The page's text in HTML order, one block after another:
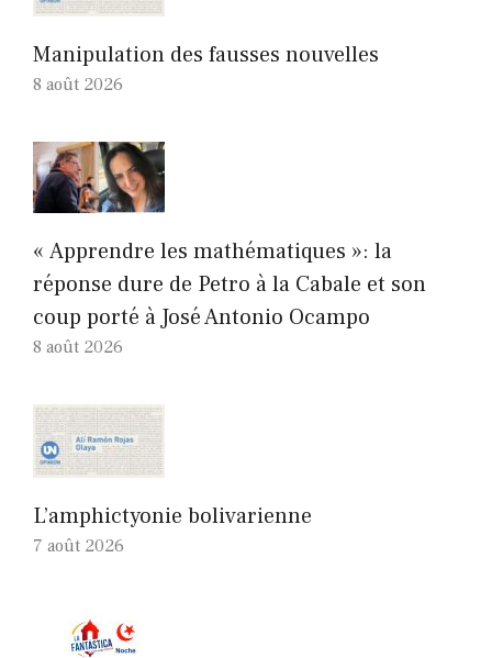
Manipulation des fausses nouvelles
8 août 2026
« Apprendre les mathématiques »: la
réponse dure de Petro à la Cabale et son
coup porté à José Antonio Ocampo
8 août 2026
L’amphictyonie bolivarienne
7 août 2026